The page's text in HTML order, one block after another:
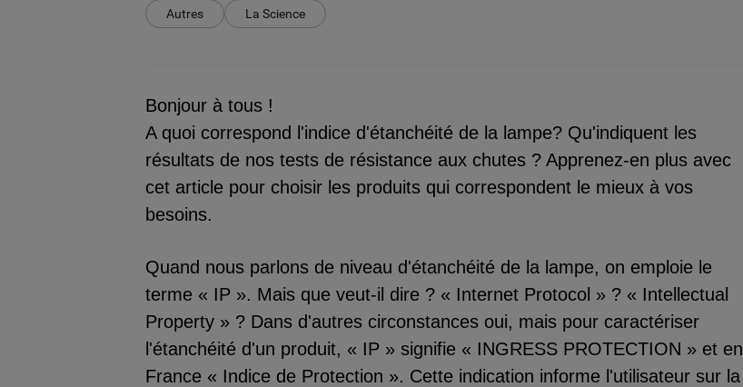
Autres La Science
Bonjour à tous !
A quoi correspond l'indice d'étanchéité de la lampe? Qu'indiquent les
résultats de nos tests de résistance aux chutes ? Apprenez-en plus avec
cet article pour choisir les produits qui correspondent le mieux à vos
besoins.
Quand nous parlons de niveau d'étanchéité de la lampe, on emploie le
terme « IP ». Mais que veut-il dire ? « Internet Protocol » ? « Intellectual
Property » ? Dans d'autres circonstances oui, mais pour caractériser
l'étanchéité d'un produit, « IP » signifie « INGRESS PROTECTION » et en
France « Indice de Protection ». Cette indication informe l'utilisateur sur la